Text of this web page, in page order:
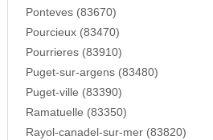
Ponteves (83670)
Pourcieux (83470)
Pourrieres (83910)
Puget-sur-argens (83480)
Puget-ville (83390)
Ramatuelle (83350)
Rayol-canadel-sur-mer (83820)